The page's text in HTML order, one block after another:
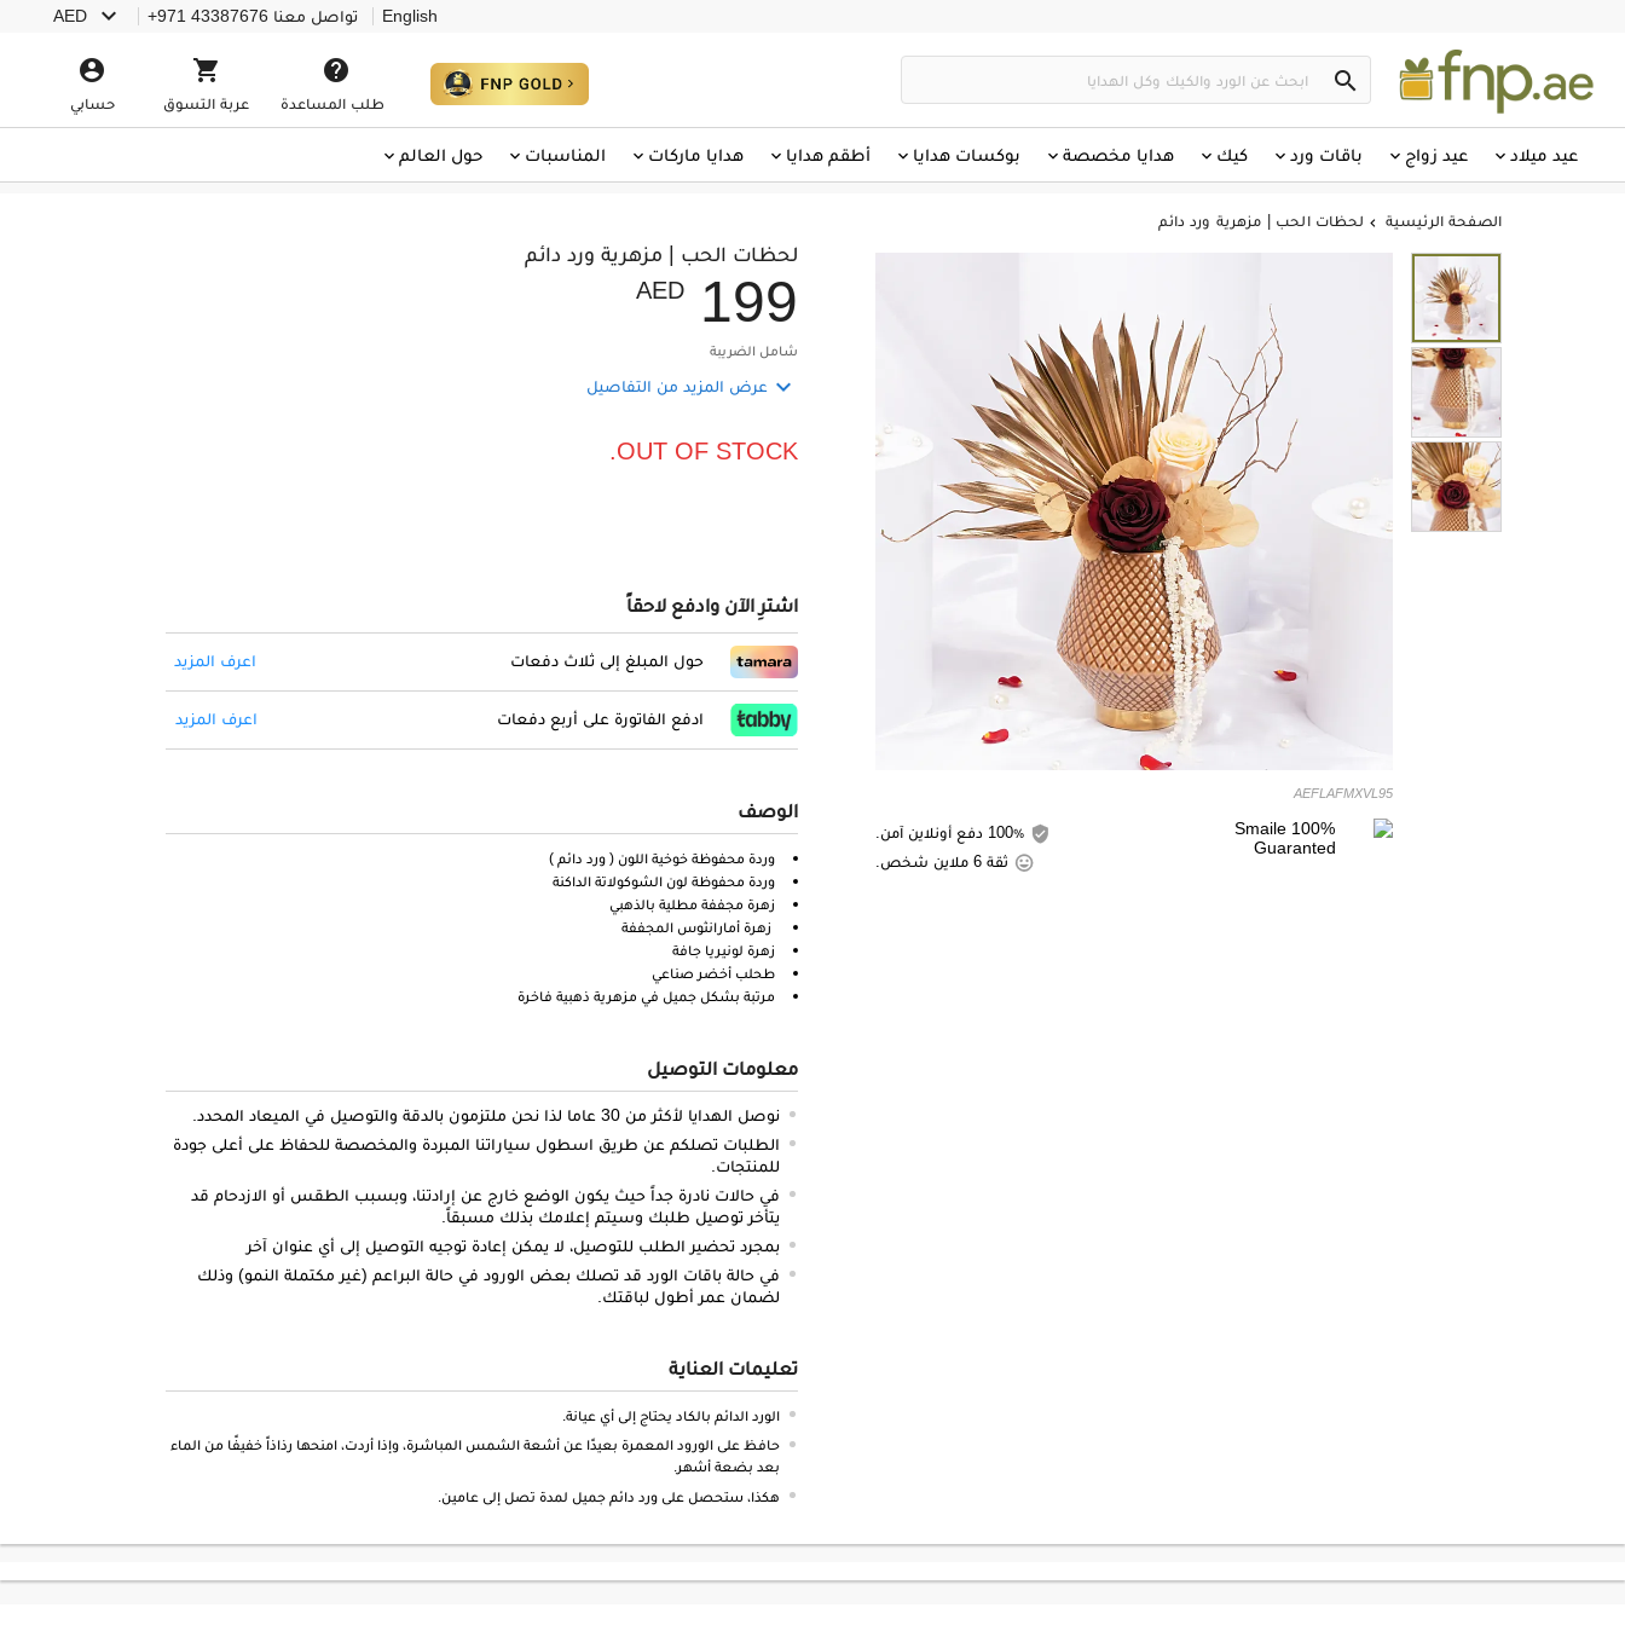
English تواصل معنا +971 43387676
AED 


طلب المساعدة

عربة التسوق

حسابي
عيد ميلاد عيد زواج باقات ورد كيك هدايا مخصصة بوكسات هدايا أطقم هدايا هدايا ماركات المناسبات حول العالم
الصفحة الرئيسية  لحظات الحب | مزهرية ورد دائم
AEFLAFMXVL95
ثقة 6 ملاين شخص.
لحظات الحب | مزهرية ورد دائم
AED 199
شامل الضريبة
 عرض المزيد من التفاصيل
OUT OF STOCK.
اشترِ الآن وادفع لاحقاً
حول المبلغ إلى ثلاث دفعات اعرف المزيد
ادفع الفاتورة على أربع دفعات اعرف المزيد
الوصف
وردة محفوظة خوخية اللون ( ورد دائم )
وردة محفوظة لون الشوكولاتة الداكنة
زهرة مجففة مطلية بالذهبي
زهرة أمارانثوس المجففة
زهرة لونيريا جافة
طحلب أخضر صناعي
مرتبة بشكل جميل في مزهرية ذهبية فاخرة
معلومات التوصيل
نوصل الهدايا لأكثر من 30 عاما لذا نحن ملتزمون بالدقة والتوصيل في الميعاد المحدد.
الطلبات تصلكم عن طريق اسطول سياراتنا المبردة والمخصصة للحفاظ على أعلى جودة
للمنتجات.
في حالات نادرة جداً حيث يكون الوضع خارج عن إرادتنا، وبسبب الطقس أو الازدحام قد
يتأخر توصيل طلبك وسيتم إعلامك بذلك مسبقاً.
بمجرد تحضير الطلب للتوصيل، لا يمكن إعادة توجيه التوصيل إلى أي عنوان آخر
في حالة باقات الورد قد تصلك بعض الورود في حالة البراعم (غير مكتملة النمو) وذلك
لضمان عمر أطول لباقتك.
تعليمات العناية
الورد الدائم بالكاد يحتاج إلى أي عيانة.
حافظ على الورود المعمرة بعيدًا عن أشعة الشمس المباشرة، وإذا أردت، امنحها رذاذاً خفيفًا من الماء
بعد بضعة أشهر.
هكذا، ستحصل على ورد دائم جميل لمدة تصل إلى عامين.